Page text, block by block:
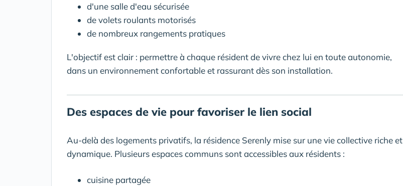
d'une salle d'eau sécurisée
de volets roulants motorisés
de nombreux rangements pratiques
L'objectif est clair : permettre à chaque résident de vivre chez lui en toute autonomie,
dans un environnement confortable et rassurant dès son installation.
Des espaces de vie pour favoriser le lien social
Au-delà des logements privatifs, la résidence Serenly mise sur une vie collective riche et
dynamique. Plusieurs espaces communs sont accessibles aux résidents :
cuisine partagée